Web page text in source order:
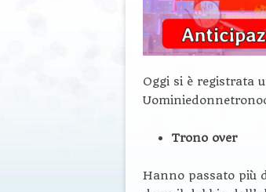
Oggi si è registrata
Trono over
Hanno passato più